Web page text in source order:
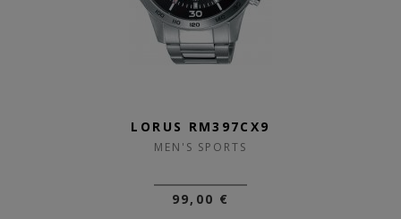
LORUS RM397CX9
MEN'S SPORTS
99,00 €